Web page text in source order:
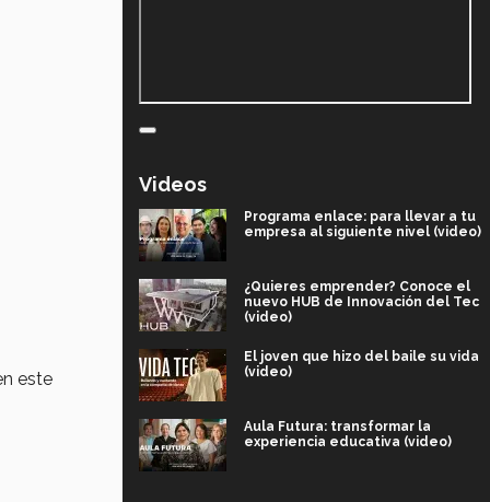
este
Videos
Programa enlace: para llevar a tu
empresa al siguiente nivel (video)
¿Quieres emprender? Conoce el
nuevo HUB de Innovación del Tec
(video)
El joven que hizo del baile su vida
(video)
Aula Futura: transformar la
experiencia educativa (video)